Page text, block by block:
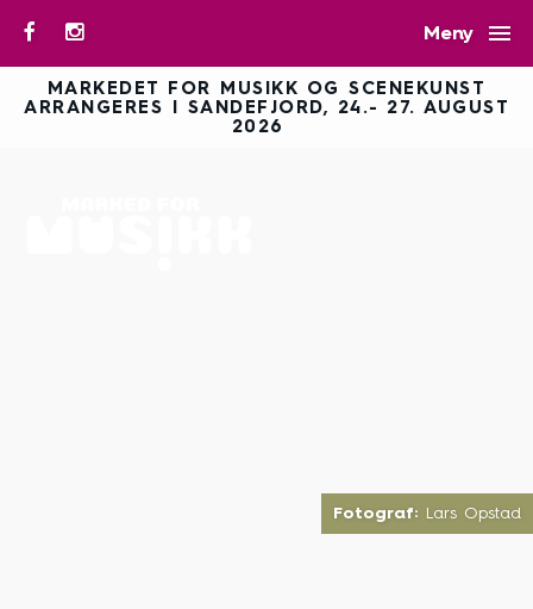
Meny 
MARKEDET FOR MUSIKK OG SCENEKUNST
ARRANGERES I SANDEFJORD, 24.- 27. AUGUST
2026
Fotograf: Lars Opstad